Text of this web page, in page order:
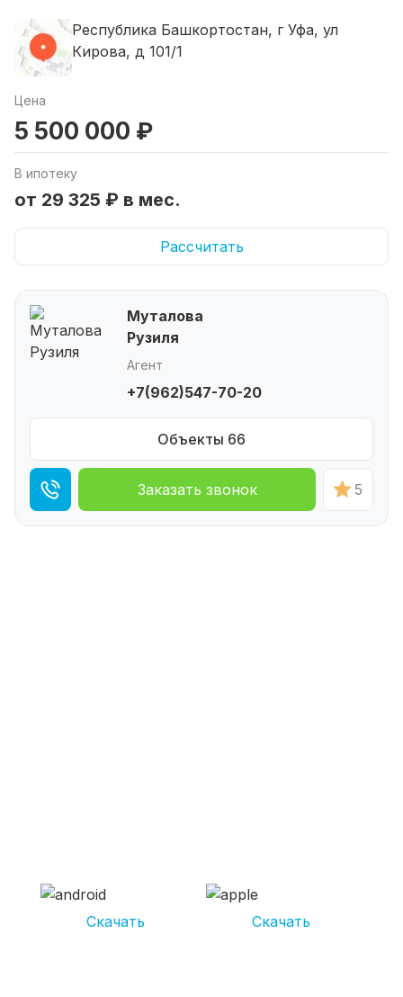
Республика Башкортостан, г Уфа, ул
Кирова, д 101/1
Цена
5 500 000 ₽
В ипотеку
от 29 325 ₽ в мес.
Рассчитать
Муталова
Рузиля
Агент
+7(962)547-70-20
Объекты 66
Заказать звонок 5
Скачать Скачать